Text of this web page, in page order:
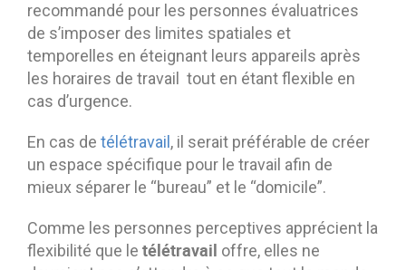
recommandé pour les personnes évaluatrices
de s’imposer des limites spatiales et
temporelles en éteignant leurs appareils après
les horaires de travail tout en étant flexible en
cas d’urgence.
En cas de télétravail , il serait préférable de créer
un espace spécifique pour le travail afin de
mieux séparer le “bureau” et le “domicile”.
Comme les personnes perceptives apprécient la
flexibilité que le télétravail offre, elles ne